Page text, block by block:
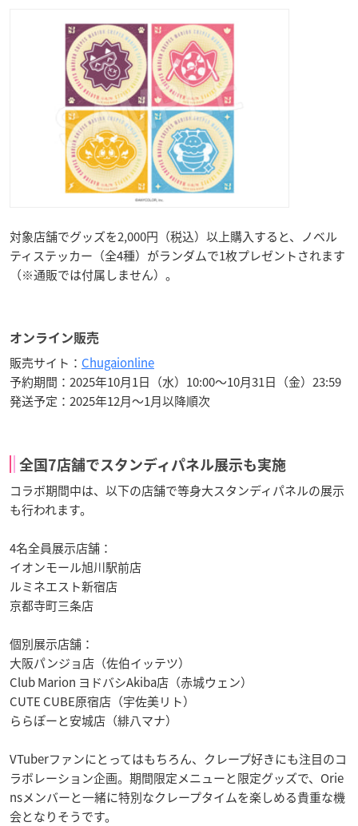
対象店舗でグッズを2,000円（税込）以上購入すると、ノベル
ティステッカー（全4種）がランダムで1枚プレゼントされます
（※通販では付属しません）。
オンライン販売
販売サイト： Chugaionline
予約期間：2025年10月1日（水）10:00～10月31日（金）23:59
発送予定：2025年12月～1月以降順次
全国7店舗でスタンディパネル展示も実施
コラボ期間中は、以下の店舗で等身大スタンディパネルの展示
も行われます。
4名全員展示店舗：
イオンモール旭川駅前店
ルミネエスト新宿店
京都寺町三条店
個別展示店舗：
大阪パンジョ店（佐伯イッテツ）
Club Marion ヨドバシAkiba店（赤城ウェン）
CUTE CUBE原宿店（宇佐美リト）
ららぽーと安城店（緋八マナ）
VTuberファンにとってはもちろん、クレープ好きにも注目のコ
ラボレーション企画。期間限定メニューと限定グッズで、Orie
nsメンバーと一緒に特別なクレープタイムを楽しめる貴重な機
会となりそうです。